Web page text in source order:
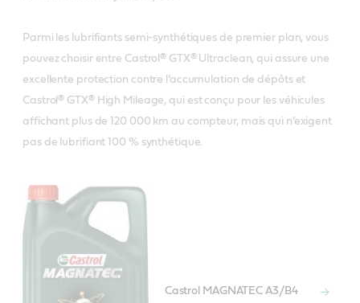
Parmi les lubrifiants semi-synthétiques de premier plan, vous
pouvez choisir entre Castrol® GTX® Ultraclean, qui assure une
excellente protection contre l’accumulation de dépôts et
Castrol® GTX® High Mileage, qui est conçu pour les véhicules
affichant plus de 120 000 km au compteur, mais qui n’exigent
pas de lubrifiant 100 % synthétique.
Castrol MAGNATEC A3/B4